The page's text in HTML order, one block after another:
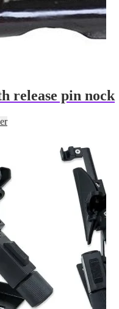
release pin nock
Dette
Mulighederne
kan